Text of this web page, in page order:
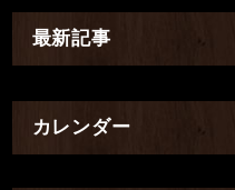
最新記事
カレンダー